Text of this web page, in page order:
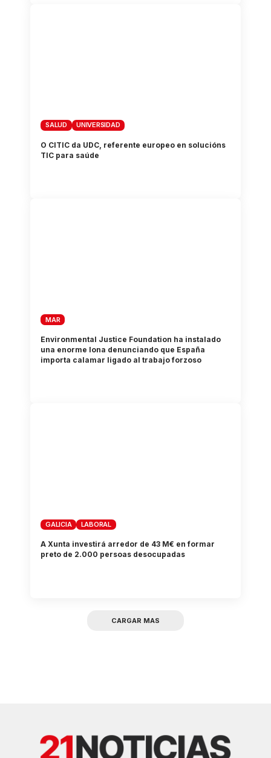
SALUD UNIVERSIDAD
O CITIC da UDC, referente europeo en solucións
TIC para saúde
MAR
Environmental Justice Foundation ha instalado
una enorme lona denunciando que España
importa calamar ligado al trabajo forzoso
GALICIA LABORAL
A Xunta investirá arredor de 43 M€ en formar
preto de 2.000 persoas desocupadas
CARGAR MAS